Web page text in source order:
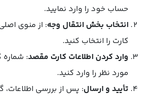
حساب خود را وارد نمایید.
انتخاب بخش انتقال وجه: از منوی
کارت را انتخاب کنید.
وارد کردن اطلاعات کارت مقصد:
مورد نظر را وارد کنید.
تأیید و ارسال: پس از بررسی اطلاعات،